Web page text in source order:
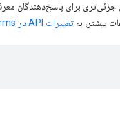
تغییرات API در Google Forms